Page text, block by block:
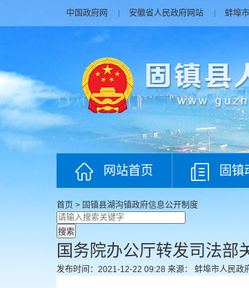
中国政府网 安徽省人民政府网站 蚌埠
网站首页 固镇
首页 > 固镇县湖沟镇政府信息公开制度
国务院办公厅转发司法部
发布时间：2021-12-22 09:28 来源： 蚌埠市人民政